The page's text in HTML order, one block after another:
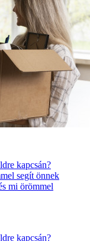
kapcsán?
segít önnek
mi örömmel
kapcsán?